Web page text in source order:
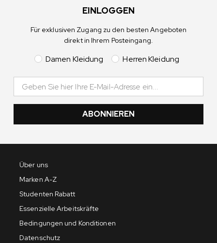
EINLOGGEN
Für exklusiven Zugang zu den besten Angeboten
direkt in Ihrem Posteingang.
Damen Kleidung Herren Kleidung
ABONNIEREN
Über uns
Marken A-Z
Studenten Rabatt
Essenzielle Arbeitskräfte
Bedingungen und Konditionen
Datenschutz